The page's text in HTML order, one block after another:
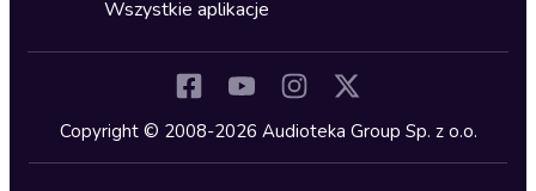
Kryminały
Lektury szkolne
Wszystkie aplikacje
Copyright © 2008-2026 Audioteka Group Sp. z o.o.